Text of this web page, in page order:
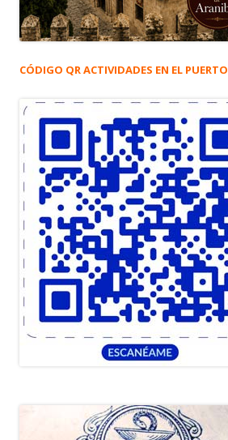
CÓDIGO QR ACTIVIDADES EN EL PUERTO